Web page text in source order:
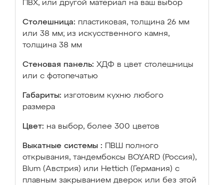
ПВХ, или другой материал на ваш выбор
Столешница: пластиковая, толщина 26 мм
или 38 мм; из искусственного камня,
толщина 38 мм
Стеновая панель: ХДФ в цвет столешницы
или с фотопечатью
Габариты: изготовим кухню любого
размера
Цвет: на выбор, более 300 цветов
Выкатные системы :
ПВШ полного
открывания, тандембоксы BOYARD (Россия),
Blum (Австрия) или Hettich (Германия) с
плавным закрыванием дверок или без этой